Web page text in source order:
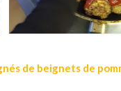
de beignets de